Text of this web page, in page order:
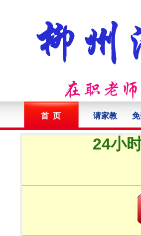
首 页 请家教
24小